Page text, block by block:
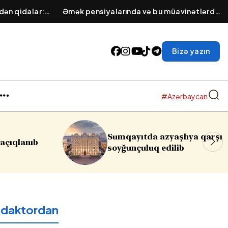
qidalar:
Əmək pensiyalarında və bu müavinətlərdə
ARTIM OLACAQ - Deputat AÇIQLADI
Bizə yazın
#Azərbaycan
azyaşlıya qarşı
edilib
Rəsmi Bakıdan İsrailə
reaksiya: